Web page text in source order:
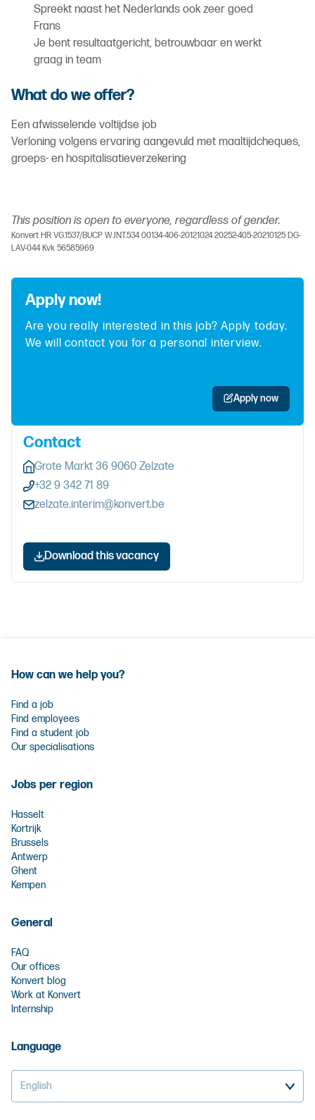
Spreekt naast het Nederlands ook zeer goed
Frans
Je bent resultaatgericht, betrouwbaar en werkt
graag in team
What do we offer?
Een afwisselende voltijdse job
Verloning volgens ervaring aangevuld met maaltijdcheques,
groeps- en hospitalisatieverzekering
This position is open to everyone, regardless of gender.
Konvert HR VG.1537/BUCP W.INT.534 00134-406-20121024 20252-405-20210125 DG-
LAV-044 Kvk 56585969
Apply now!
Are you really interested in this job? Apply today.
We will contact you for a personal interview.
Apply now
Contact
Grote Markt 36 9060 Zelzate
+32 9 342 71 89
zelzate.interim@konvert.be
Download this vacancy
How can we help you?
Find a job
Find employees
Find a student job
Our specialisations
Jobs per region
Hasselt
Kortrijk
Brussels
Antwerp
Ghent
Kempen
General
FAQ
Our offices
Konvert blog
Work at Konvert
Internship
Language
English